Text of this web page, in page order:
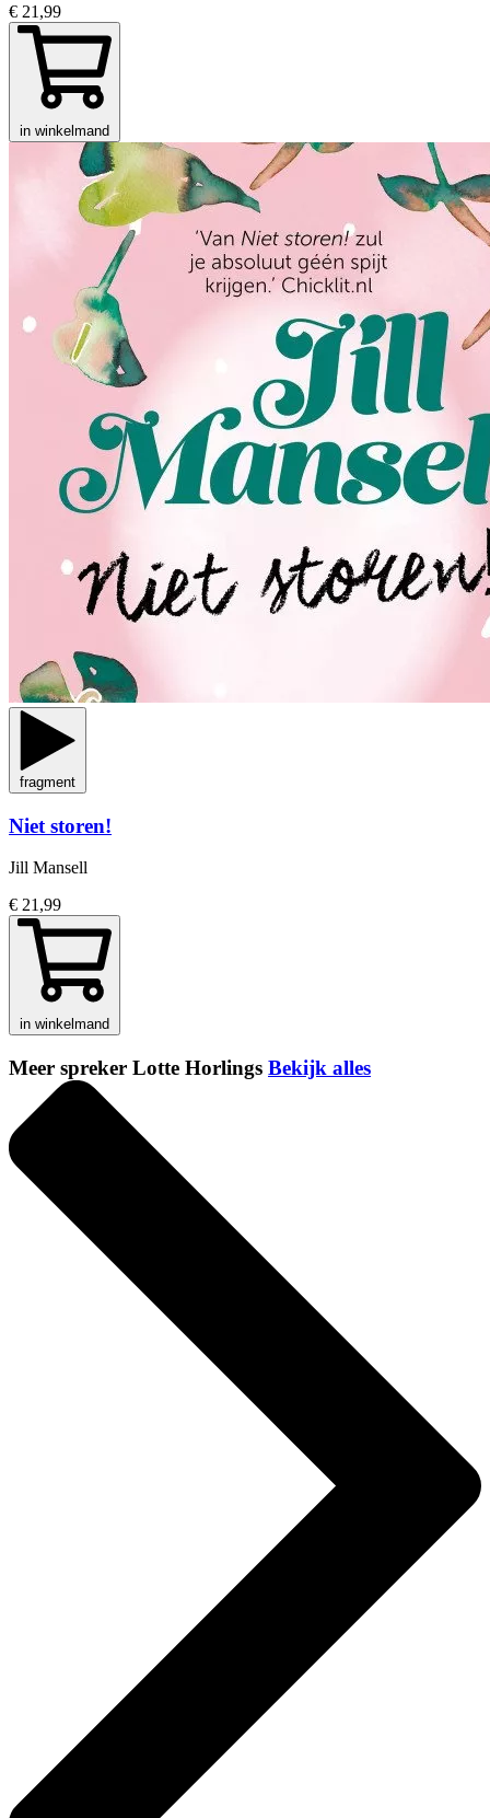
€ 21,99
in winkelmand
fragment
Niet storen!
Jill Mansell
€ 21,99
in winkelmand
Meer spreker Lotte Horlings Bekijk alles